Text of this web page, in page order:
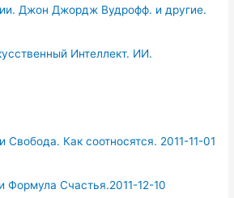
Джон Джордж Вудрофф. и другие.
Интеллект. ИИ.
Как соотносятся. 2011-11-01
Формула Счастья.2011-12-10